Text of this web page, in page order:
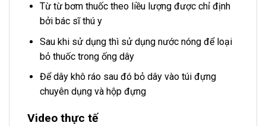
Từ từ bơm thuốc theo liều lượng được chỉ định
bởi bác sĩ thú y
Sau khi sử dụng thì sử dụng nước nóng để loại
bỏ thuốc trong ống dây
Để dây khô ráo sau đó bỏ dây vào túi đựng
chuyên dụng và hộp đựng
Video thực tế